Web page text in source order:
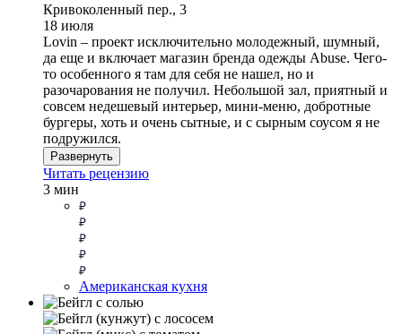
Кривоколенный пер., 3
18 июля
Lovin – проект исключительно молодежный, шумный,
да еще и включает магазин бренда одежды Abuse. Чего-
то особенного я там для себя не нашел, но и
разочарования не получил. Небольшой зал, приятный и
совсем недешевый интерьер, мини-меню, добротные
бургеры, хоть и очень сытные, и с сырным соусом я не
подружился.
Развернуть
Читать рецензию
3 мин
Американская кухня